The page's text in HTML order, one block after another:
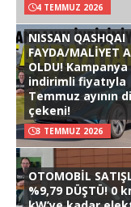
4 TEMMUZ 2026
NISSAN QASHQAI
FAYDA/MALİYET
OLDU! Kampanya
indirimli fiyatıyla
Temmuz ayının
çekeni!
3 TEMMUZ 2026
OTOMOBİL
%9,79 DÜŞTÜ! 0